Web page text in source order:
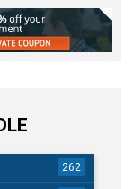
262